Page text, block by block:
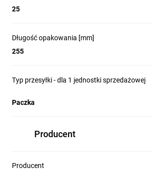
25
Długość opakowania [mm]
255
Typ przesyłki - dla 1 jednostki sprzedażowej
Paczka
Producent
Producent